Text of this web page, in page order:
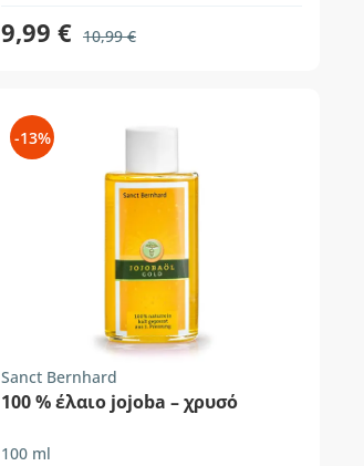
9,99 € 10,99 €
-13%
Sanct Bernhard
100 % έλαιο jojoba – χρυσό
100 ml